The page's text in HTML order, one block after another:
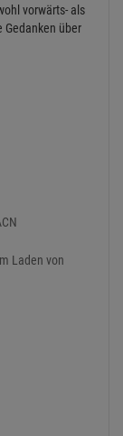
vorwärts- als
Gedanken über
Laden von